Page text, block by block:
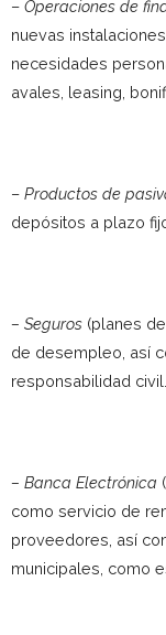
– Operaciones de
nuevas
necesidades
avales, leasing,
– Productos de
depósitos a plazo
– Seguros (planes
de desempleo, así
responsabilidad
– Banca Electrónica
como servicio de
proveedores, así
municipales, como